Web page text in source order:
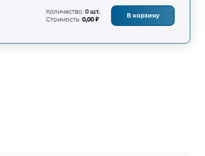
Количество: 0 шт.
Стоимость: 0,00 ₽
В корзину